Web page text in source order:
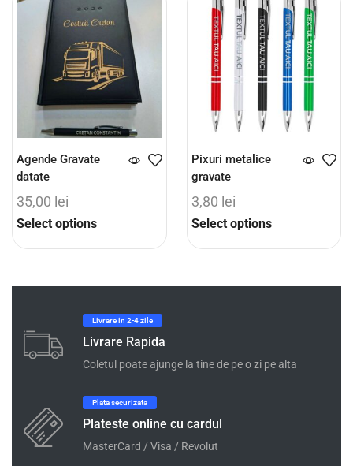
33,00
Adaugă în coș
33,00 lei
Adaugă în coș
Produse asemanatoare
Agende Gravate
Select options
gravate
Select options